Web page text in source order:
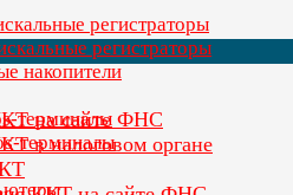
регистраторы
регистраторы
накопители
терминалы
терминалы
на сайте ФНС
в налоговом органе